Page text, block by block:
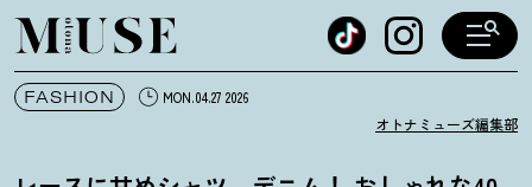
オトナミューズ ウェブ
FASHION MON.04.27 2026
オトナミューズ編集部